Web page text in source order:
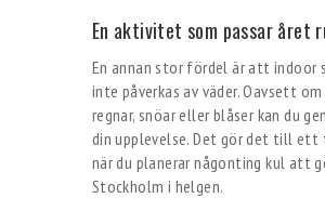
En aktivitet som passar året
En annan stor fördel är att indoor
inte påverkas av väder. Oavsett
regnar, snöar eller blåser kan du
din upplevelse. Det gör det till ett
när du planerar någonting kul att
Stockholm i helgen.